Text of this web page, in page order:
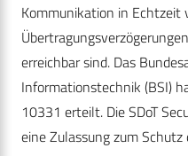
Kommunikation in Echtzeit
erreichbar sind. Das
Informationstechnik (BSI)
10331 erteilt. Die SDoT
eine Zulassung zum